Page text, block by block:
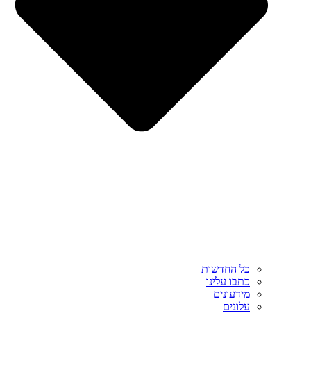
כל החדשות
כתבו עלינו
מידעונים
עלונים